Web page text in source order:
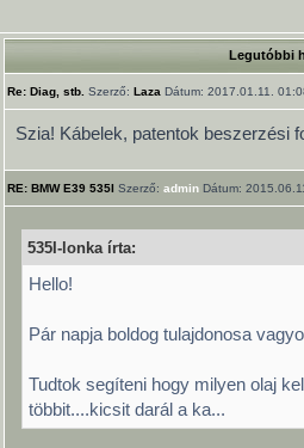
Legutóbbi
Re: Diag, stb. Szerző: Laza Dátum: 2017.01.11.
Szia! Kábelek, patentok beszerzési
RE: BMW E39 535I Szerző: admin Dátum:
535I-lonka írta:
Hello!
Pár napja boldog tulajdonosa
Tudtok segíteni hogy milyen olaj
többit....kicsit darál a ka...